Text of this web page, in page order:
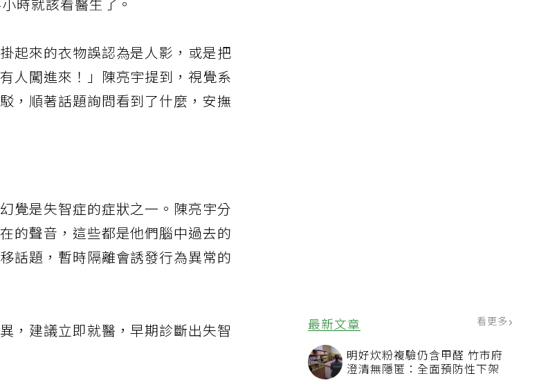
最新文章 看更多
明好炊粉複驗仍含甲醛 竹市府
澄清無隱匿：全面預防性下架
時就該看醫生了。
起來的衣物誤認為是人影，或是把
人闖進來！」陳亮宇提到，視覺系
，順著話題詢問看到了什麼，安撫
覺是失智症的症狀之一。陳亮宇分
的聲音，這些都是他們腦中過去的
話題，暫時隔離會誘發行為異常的
，建議立即就醫，早期診斷出失智